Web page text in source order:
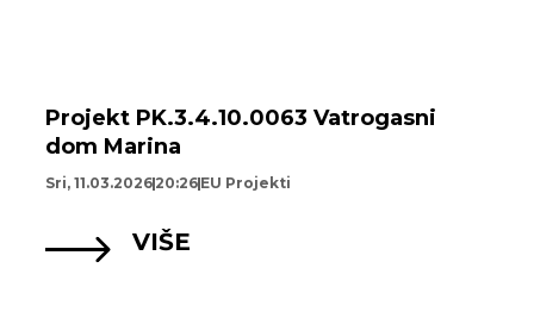
Projekt PK.3.4.10.0063 Vatrogasni
dom Marina
Sri, 11.03.2026 20:26 EU Projekti
VIŠE